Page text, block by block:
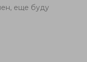
еще буду